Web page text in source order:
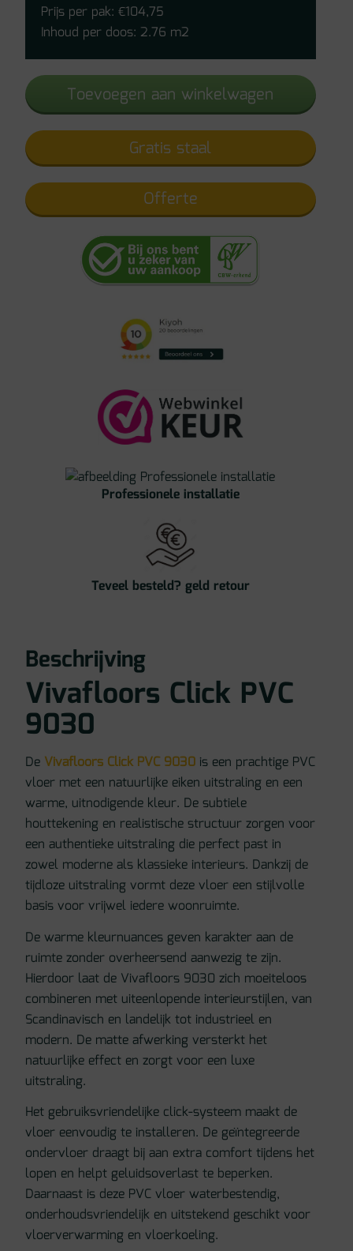
9030
aantal
Prijs per pak:€104,75
Inhoud per doos: 2.76 m2
Toevoegen aan winkelwagen
Gratis staal
Offerte
Professionele installatie
Teveel besteld? geld retour
Beschrijving
Vivafloors Click PVC
9030
De Vivafloors Click PVC 9030 is een prachtige PVC
vloer met een natuurlijke eiken uitstraling en een
warme, uitnodigende kleur. De subtiele
houttekening en realistische structuur zorgen voor
een authentieke uitstraling die perfect past in
zowel moderne als klassieke interieurs. Dankzij de
tijdloze uitstraling vormt deze vloer een stijlvolle
basis voor vrijwel iedere woonruimte.
De warme kleurnuances geven karakter aan de
ruimte zonder overheersend aanwezig te zijn.
Hierdoor laat de Vivafloors 9030 zich moeiteloos
combineren met uiteenlopende interieurstijlen, van
Scandinavisch en landelijk tot industrieel en
modern. De matte afwerking versterkt het
natuurlijke effect en zorgt voor een luxe
uitstraling.
Het gebruiksvriendelijke click-systeem maakt de
vloer eenvoudig te installeren. De geïntegreerde
ondervloer draagt bij aan extra comfort tijdens het
lopen en helpt geluidsoverlast te beperken.
Daarnaast is deze PVC vloer waterbestendig,
onderhoudsvriendelijk en uitstekend geschikt voor
vloerverwarming en vloerkoeling.